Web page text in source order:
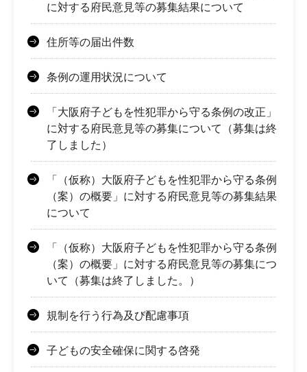
に対する府民意見等の募集結果について
住所等の届出件数
条例の運用状況について
「大阪府子どもを性犯罪から守る条例の改正」
に対する府民意見等の募集について（募集は終
了しました）
「（仮称）大阪府子どもを性犯罪から守る条例
（案）の概要」に対する府民意見等の募集結果
について
「（仮称）大阪府子どもを性犯罪から守る条例
（案）の概要」に対する府民意見等の募集につ
いて（募集は終了しました。）
規制を行う行為及び配慮事項
子どもの安全確保に関する啓発